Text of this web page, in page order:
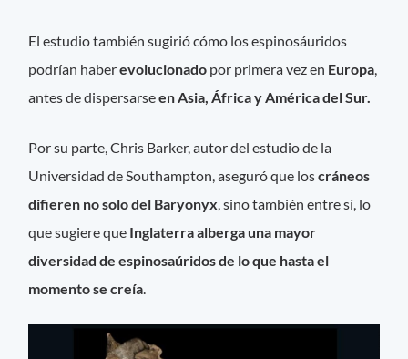
El estudio también sugirió cómo los espinosáuridos
podrían haberevolucionado por primera vez en Europa
antes de dispersarseen Asia, África y América del Sur.
Por su parte, Chris Barker, autor del estudio de la
Universidad de Southampton, aseguró que loscráneos
difieren no solo del Baryonyx, sino también entre sí, lo
que sugiere que Inglaterra alberga una mayor
diversidad de espinosaúridos de lo que hasta el
momento se creía.